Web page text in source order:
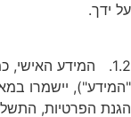
על ידך.
1.2. המידע
"המידע"), יישמרו